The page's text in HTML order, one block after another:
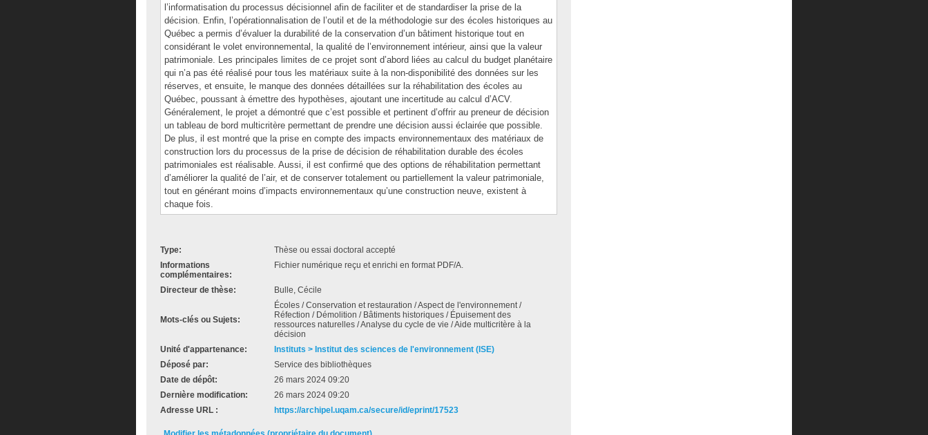
l’informatisation du processus décisionnel afin de faciliter et de standardiser la prise de la
décision. Enfin, l’opérationnalisation de l’outil et de la méthodologie sur des écoles historiques au
Québec a permis d’évaluer la durabilité de la conservation d’un bâtiment historique tout en
considérant le volet environnemental, la qualité de l’environnement intérieur, ainsi que la valeur
patrimoniale. Les principales limites de ce projet sont d’abord liées au calcul du budget planétaire
qui n’a pas été réalisé pour tous les matériaux suite à la non-disponibilité des données sur les
réserves, et ensuite, le manque des données détaillées sur la réhabilitation des écoles au
Québec, poussant à émettre des hypothèses, ajoutant une incertitude au calcul d’ACV.
Généralement, le projet a démontré que c’est possible et pertinent d’offrir au preneur de décision
un tableau de bord multicritère permettant de prendre une décision aussi éclairée que possible.
De plus, il est montré que la prise en compte des impacts environnementaux des matériaux de
construction lors du processus de la prise de décision de réhabilitation durable des écoles
patrimoniales est réalisable. Aussi, il est confirmé que des options de réhabilitation permettant
d’améliorer la qualité de l’air, et de conserver totalement ou partiellement la valeur patrimoniale,
tout en générant moins d’impacts environnementaux qu’une construction neuve, existent à
chaque fois.
Type:
Thèse ou essai doctoral accepté
Informations
complémentaires:
Fichier numérique reçu et enrichi en format PDF/A.
Directeur de thèse: Bulle, Cécile
Mots-clés ou Sujets:
Écoles / Conservation et restauration / Aspect de l'environnement /
Réfection / Démolition / Bâtiments historiques / Épuisement des
ressources naturelles / Analyse du cycle de vie / Aide multicritère à la
décision
Unité d'appartenance:
Instituts > Institut des sciences de l'environnement (ISE)
Déposé par:
Service des bibliothèques
Date de dépôt:
26 mars 2024 09:20
Dernière modification:
26 mars 2024 09:20
Adresse URL :
https://archipel.uqam.ca/secure/id/eprint/17523